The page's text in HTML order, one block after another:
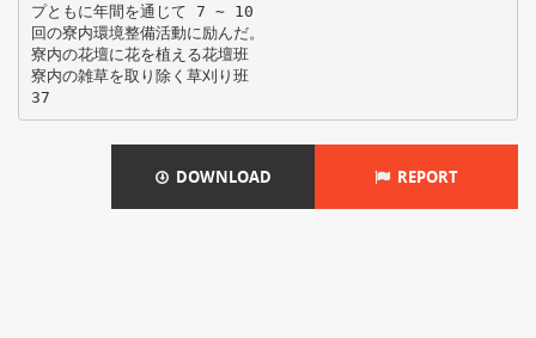
プともに年間を通じて 7 ∼ 10
回の寮内環境整備活動に励んだ。
寮内の花壇に花を植える花壇班
寮内の雑草を取り除く草刈り班
DOWNLOAD REPORT